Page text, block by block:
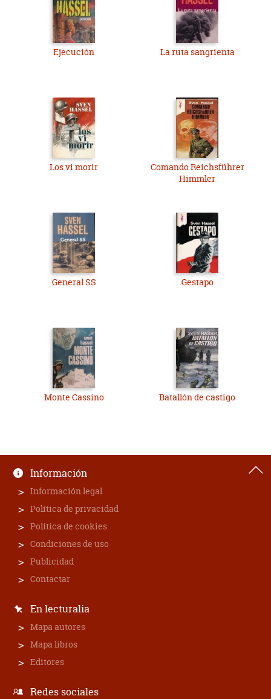
Ejecución La ruta sangrienta
Los vi morir
Comando Reichsführer
Himmler
General SS Gestapo
Monte Cassino Batallón de castigo
Información
Información legal
Política de privacidad
Política de cookies
Condiciones de uso
Publicidad
Contactar
En lecturalia
Mapa autores
Mapa libros
Editores
Redes sociales